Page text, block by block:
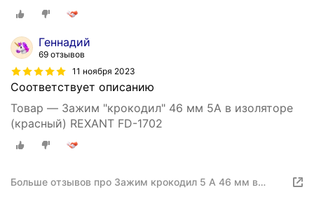
Геннадий
69 отзывов
11 ноября 2023
Соответствует описанию
Товар — Зажим "крокодил" 46 мм 5А в изоляторе
(красный) REXANT FD-1702
Больше отзывов про Зажим крокодил 5 А 46 мм в